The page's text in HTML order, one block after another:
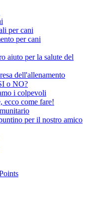
per cani
per cani
aiuto per la salute del
dell'allenamento
o NO?
i colpevoli
ecco come fare!
per il nostro amico